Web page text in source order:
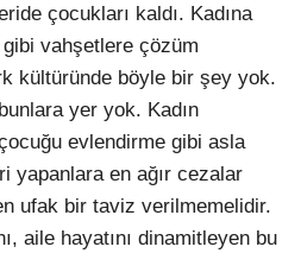
çocukları kaldı. Kadına
vahşetlere çözüm
kültüründe böyle bir şey yok.
yer yok. Kadın
evlendirme gibi asla
yapanlara en ağır cezalar
ufak bir taviz verilmemelidir.
aile hayatını dinamitleyen bu